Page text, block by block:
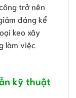
trở nên
đáng kể
keo xây
làm việc
kỹ thuật